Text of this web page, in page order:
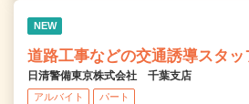
NEW
道路工事などの交通誘導スタッ
日清警備東京株式会社 千葉支店
アルバイト パート